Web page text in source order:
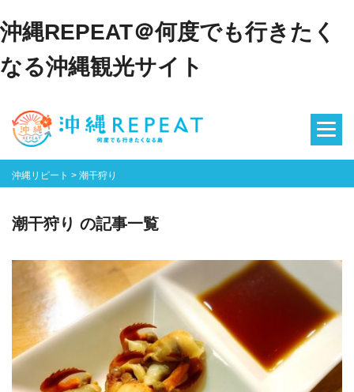
沖縄REPEAT＠何度でも行きたく
なる沖縄観光サイト
沖縄リピート > 潮干狩り
潮干狩り の記事一覧